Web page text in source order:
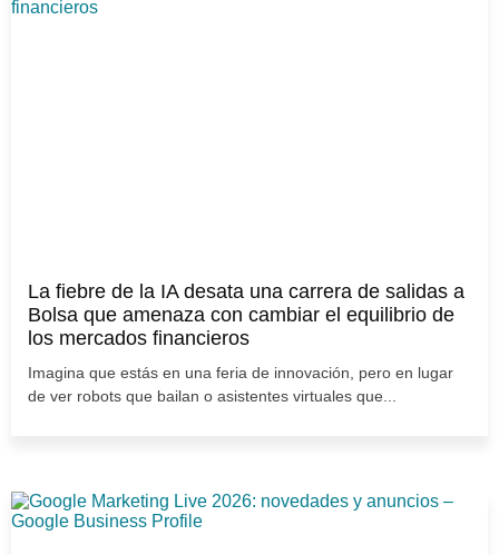
La fiebre de la IA desata una carrera de salidas a
Bolsa que amenaza con cambiar el equilibrio de
los mercados financieros
Imagina que estás en una feria de innovación, pero en lugar
de ver robots que bailan o asistentes virtuales que...